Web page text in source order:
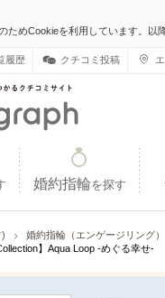
ためCookieを利用しています。以
履歴 クチコミ投稿
婚約指輪を探す
婚約指輪（エンゲージリング）
】Aqua Loop -めぐる幸せ-